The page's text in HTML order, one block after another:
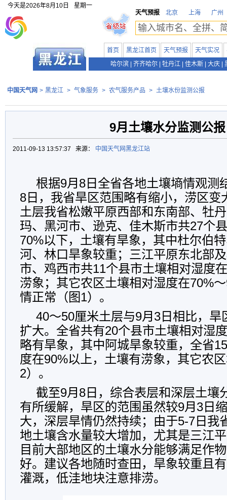
今天是2026年8月10日
星期一
天气预报
北京 上海 广州
首页 黑龙江首页 天气预报 天气实况
哈尔滨
齐齐哈尔 牡丹江 佳木斯 大庆
中国天气网 > 黑龙江 > 气象服务 > 农气服务产品 > 土壤水份监测公报
9月土壤水分监测公报
2011-09-13 13:57:37 来源： 中国天气网黑龙江站
根据9月 8 日全省各地土壤墒情观测
8 日， 我省旱区范围略有缩小，涝区变
土层我省松嫩平原西部和东南部、牡
玛、黑河市、逊克、佳木斯市共27个
70%以下，土壤有旱象，其中杜尔伯
河、林口旱象较重；三江平原东北部
市、鸡西市共11个县市土壤相对湿度在
涝象 ；其它农区土壤相对湿度在70%～
情正常（图1） 。
40～50厘米土层与9月 3 日相比，
扩大。全省共有20个县市土壤相对湿
略有旱象，其中阿城旱象较重，全省15
度在90%以上，土壤有涝象 ，其它农
2）。
截至9月 8 日，综合表层和深层土壤
有所缓解，旱区的范围虽然较9月 3 日
大，深层旱情仍然持续；由于5-7 日我
地土壤含水量较大增加，尤其是三江
目前大部地区的土壤水分能够满足作
好。建议各地随时查田，旱象较重且
灌溉，低洼地块注意排涝。